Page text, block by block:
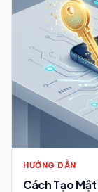
HƯỚNG DẪN
Cách Tạo